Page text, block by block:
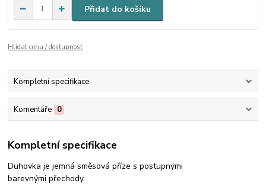
Přidat do košíku
Hlídat cenu / dostupnost
Kompletní specifikace
Komentáře 0
Kompletní specifikace
Duhovka je jemná směsová příze s postupnými
barevnými přechody.